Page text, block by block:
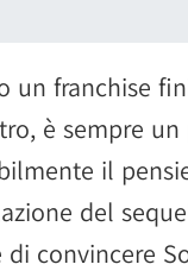
un franchise
è sempre
il
del
di convincere